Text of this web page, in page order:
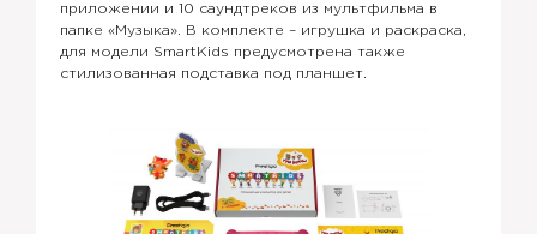
приложении и 10 саундтреков из мультфильма в
папке «Музыка». В комплекте – игрушка и раскраска,
для модели SmartKids предусмотрена также
стилизованная подставка под планшет.